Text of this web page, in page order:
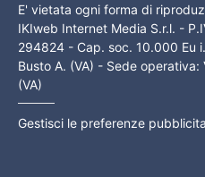
E' vietata ogni forma di
IKIweb Internet Media S.r.l. -
294824 - Cap. soc. 10.000 Eu
Busto A. (VA) - Sede
(VA)
Gestisci le preferenze